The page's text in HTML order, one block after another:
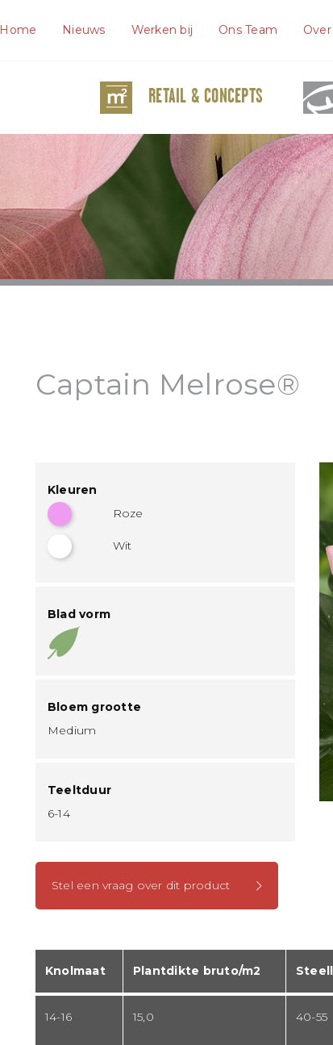
Home Nieuws Werken bij Ons Team
RETAIL & CONCEPTS
Captain Melrose®
Kleuren
Roze
Wit
Blad vorm
Bloem grootte
Medium
Teeltduur
6-14
Stel een vraag over dit product
Knolmaat Plantdikte bruto/m2
14-16 15,0 40-55